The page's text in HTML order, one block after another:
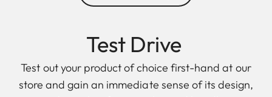
Test Drive
Test out your product of choice first-hand at our
store and gain an immediate sense of its design,